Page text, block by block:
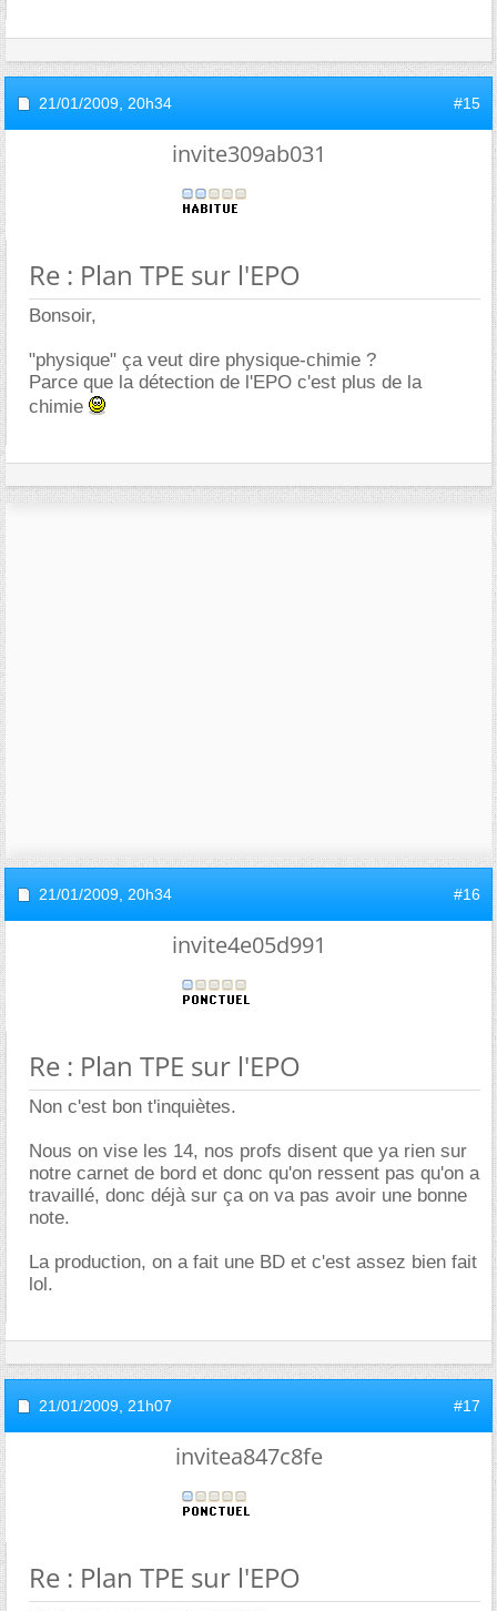
21/01/2009, 20h34 #15
invite309ab031
Re : Plan TPE sur l'EPO
Bonsoir,
"physique" ça veut dire physique-chimie ?
Parce que la détection de l'EPO c'est plus de la
chimie
21/01/2009, 20h34 #16
invite4e05d991
Re : Plan TPE sur l'EPO
Non c'est bon t'inquiètes.
Nous on vise les 14, nos profs disent que ya rien sur
notre carnet de bord et donc qu'on ressent pas qu'on a
travaillé, donc déjà sur ça on va pas avoir une bonne
note.
La production, on a fait une BD et c'est assez bien fait
lol.
21/01/2009, 21h07 #17
invitea847c8fe
Re : Plan TPE sur l'EPO